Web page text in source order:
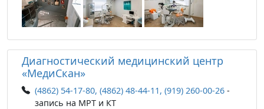
Диагностический медицинский центр
«МедиСкан»
(4862) 54-17-80, (4862) 48-44-11, (919) 260-00-26 -
запись на МРТ и КТ